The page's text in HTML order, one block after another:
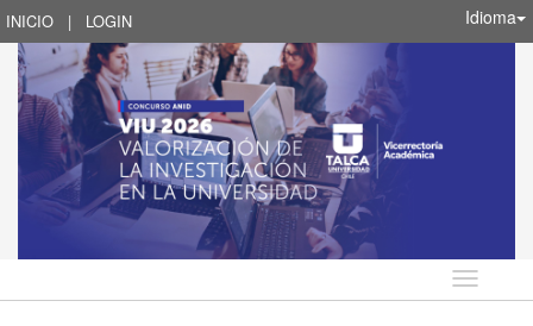
INICIO | LOGIN Idioma
Idioma